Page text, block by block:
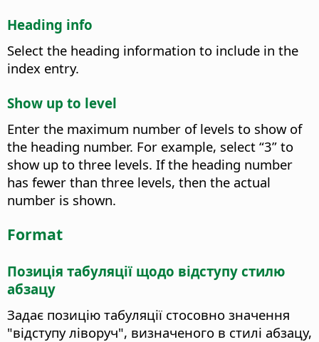
Heading info
Select the heading information to include in the
index entry.
Show up to level
Enter the maximum number of levels to show of
the heading number. For example, select “3” to
show up to three levels. If the heading number
has fewer than three levels, then the actual
number is shown.
Format
Позиція табуляції щодо відступу стилю
абзацу
Задає позицію табуляції стосовно значення
"відступу ліворуч", визначеного в стилі абзацу,